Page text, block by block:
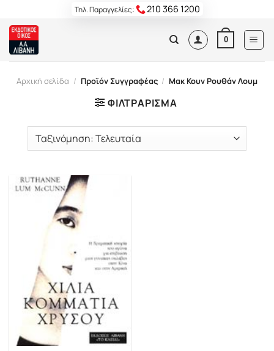
content
Τηλ. Παραγγελίες: 210 366 1200
0
Αρχική σελίδα / Προϊόν Συγγραφέας / Μακ Κουν Ρουθάν Λουμ
ΦΙΛΤΡΆΡΙΣΜΑ